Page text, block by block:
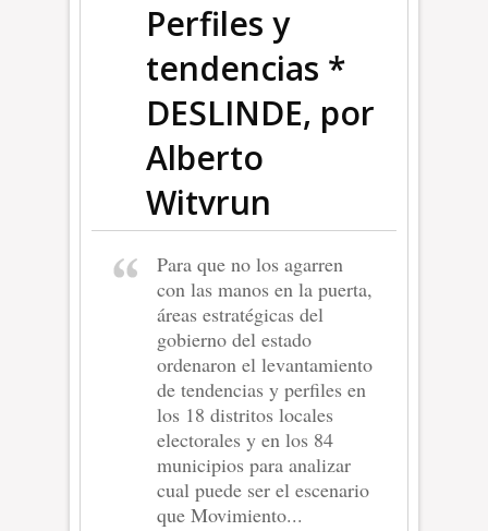
Perfiles y
tendencias *
DESLINDE, por
Alberto
Witvrun
Para que no los agarren
con las manos en la puerta,
áreas estratégicas del
gobierno del estado
ordenaron el levantamiento
de tendencias y perfiles en
los 18 distritos locales
electorales y en los 84
municipios para analizar
cual puede ser el escenario
que Movimiento...